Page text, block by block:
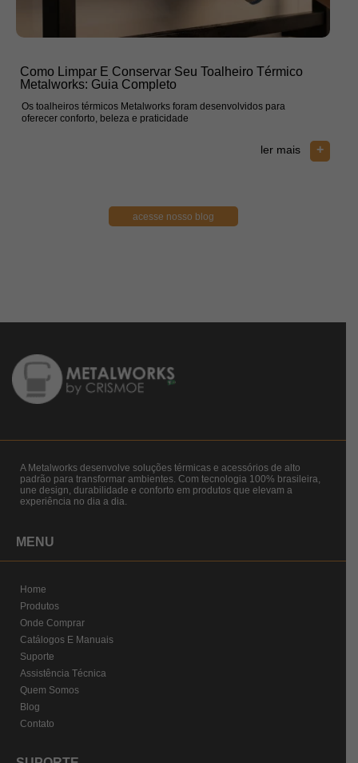
Como Limpar E Conservar Seu Toalheiro Térmico
Metalworks: Guia Completo
Os toalheiros térmicos Metalworks foram desenvolvidos para
oferecer conforto, beleza e praticidade
ler mais +
acesse nosso blog
A Metalworks desenvolve soluções térmicas e acessórios de alto
padrão para transformar ambientes. Com tecnologia 100% brasileira,
une design, durabilidade e conforto em produtos que elevam a
experiência no dia a dia.
MENU
Home
Produtos
Onde Comprar
Catálogos E Manuais
Suporte
Assistência Técnica
Quem Somos
Blog
Contato